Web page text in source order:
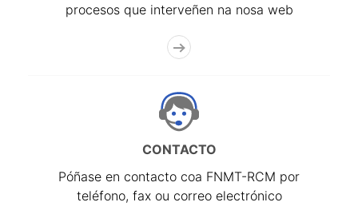
procesos que interveñen na nosa web
CONTACTO
Póñase en contacto coa FNMT-RCM por
teléfono, fax ou correo electrónico